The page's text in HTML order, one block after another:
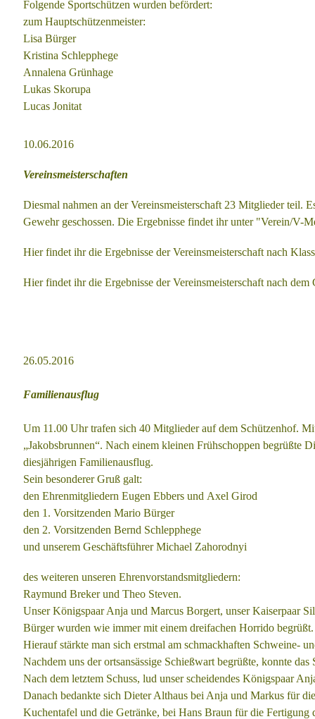
Folgende Sportschützen wurden befördert:
zum Hauptschützenmeister:
Lisa Bürger
Kristina Schlepphege
Annalena Grünhage
Lukas Skorupa
Lucas Jonitat
10.06.2016
Vereinsmeisterschaften
Diesmal nahmen an der Vereinsmeisterschaft 23 Mitglieder teil.
Gewehr geschossen. Die Ergebnisse findet ihr unter "Verein/V-
Hier findet ihr die Ergebnisse der Vereinsmeisterschaft nach
Hierfindet ihrdie Ergebnisse der Vereinsmeisterschaft nach dem
26.05.2016
Familienausflug
Um 11.00 Uhr trafen sich 40 Mitglieder auf dem Schützenhof.
„Jakobsbrunnen“. Nach einem kleinen Frühschoppen begrüßte
diesjährigen Familienausflug.
Sein besonderer Gruß galt:
den Ehrenmitgliedern Eugen Ebbers und Axel Girod
den 1. Vorsitzenden Mario Bürger
den 2. Vorsitzenden Bernd Schlepphege
und unserem Geschäftsführer Michael Zahorodnyi
des weiteren unseren Ehrenvorstandsmitgliedern:
Raymund Breker und Theo Steven.
Unser Königspaar Anja und Marcus Borgert, unser Kaiserpaar
Bürgerwurden wie immer mit einem dreifachen Horrido begrüßt.
Hierauf stärkte man sich erstmal am schmackhaften Schweine-
Nachdem uns der ortsansässige Schießwart begrüßte, konnte das
Nach dem letztem Schuss, lud unser scheidendes Königspaar
Danach bedankte sich Dieter Althaus bei Anja und Markus für
Kuchentafel und die Getränke, bei Hans Braun für die Fertigung